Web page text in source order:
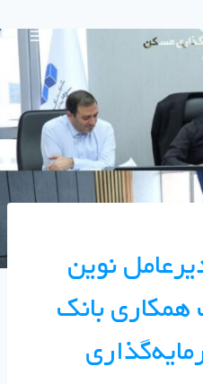
نوین
بانک